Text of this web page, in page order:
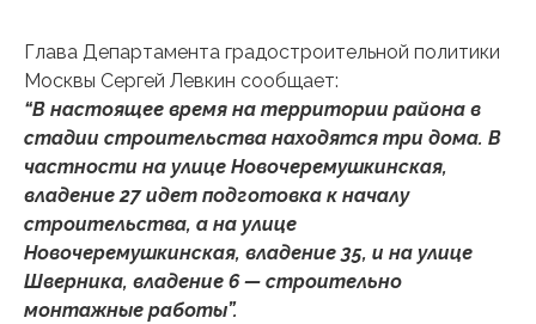
Глава Департамента градостроительной политики
Москвы Сергей Левкин сообщает:
“В настоящее время на территории района в
стадии строительства находятся три дома. В
частности на улице Новочеремушкинская,
владение 27 идет подготовка к началу
строительства, а на улице
Новочеремушкинская, владение 35, и на улице
Шверника, владение 6 — строительно
монтажные работы”.